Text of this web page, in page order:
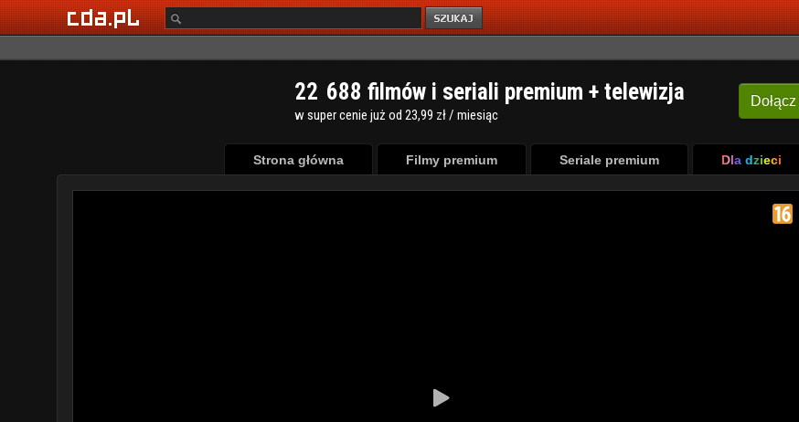
Dołącz
22 688 filmów i seriali premium + telewizja
w super cenie już od 23,99 zł / miesiąc
Strona główna Filmy premium Seriale premium Dla dzieci